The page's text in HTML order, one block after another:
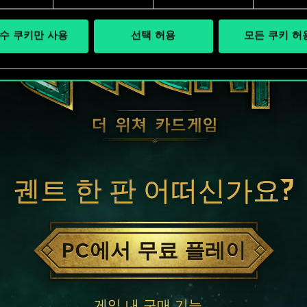
쿠키만 사용 선택 허용 모든 쿠키 허
궨트 한 판 어떠신가요?
PC에서 무료 플레이